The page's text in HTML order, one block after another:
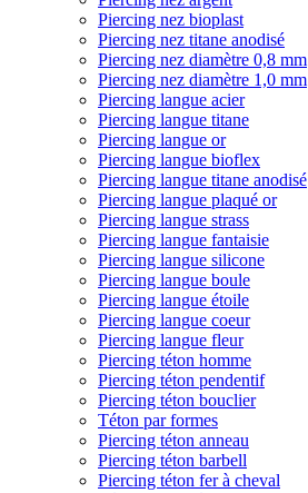
Piercing nez bioplast
Piercing nez titane anodisé
Piercing nez diamètre 0,8 mm
Piercing nez diamètre 1,0 mm
Piercing langue acier
Piercing langue titane
Piercing langue or
Piercing langue bioflex
Piercing langue titane anodisé
Piercing langue plaqué or
Piercing langue strass
Piercing langue fantaisie
Piercing langue silicone
Piercing langue boule
Piercing langue étoile
Piercing langue coeur
Piercing langue fleur
Piercing téton homme
Piercing téton pendentif
Piercing téton bouclier
Téton par formes
Piercing téton anneau
Piercing téton barbell
Piercing téton fer à cheval